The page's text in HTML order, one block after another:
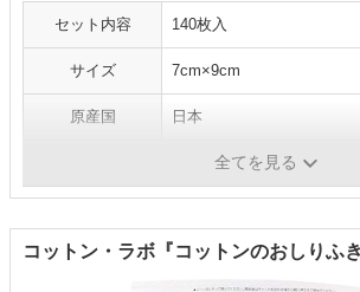
セット内容 140枚入
サイズ 7cm×9cm
原産国 日本
全てを見る
コットン・ラボ『コットンのおしりふ